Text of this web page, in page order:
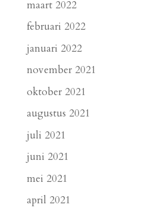
maart 2022
februari 2022
januari 2022
november 2021
oktober 2021
augustus 2021
juli 2021
juni 2021
mei 2021
april 2021